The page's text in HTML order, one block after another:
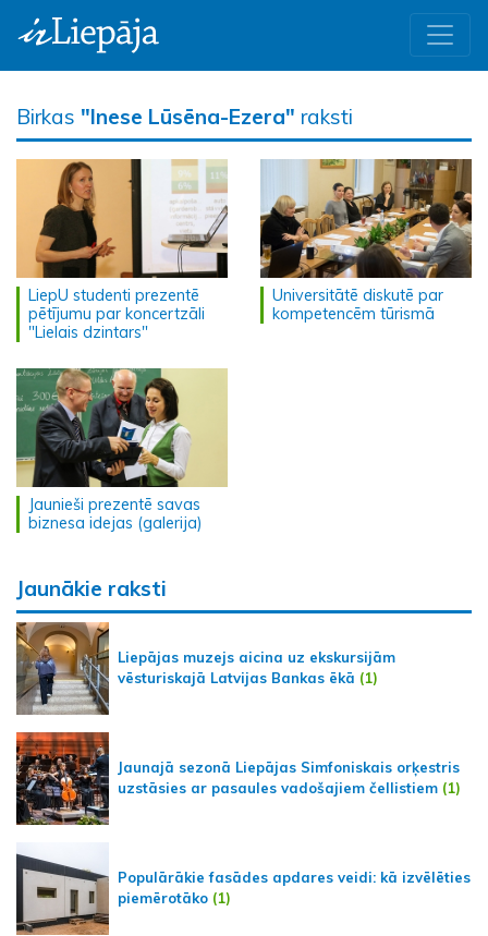
Birkas "Inese Lūsēna-Ezera" raksti
LiepU studenti prezentē
pētījumu par koncertzāli
"Lielais dzintars"
Universitātē diskutē par
kompetencēm tūrismā
Jaunieši prezentē savas
biznesa idejas (galerija)
Jaunākie raksti
Liepājas muzejs aicina uz ekskursijām
vēsturiskajā Latvijas Bankas ēkā (1)
Jaunajā sezonā Liepājas Simfoniskais orķestris
uzstāsies ar pasaules vadošajiem čellistiem (1)
Populārākie fasādes apdares veidi: kā izvēlēties
piemērotāko (1)